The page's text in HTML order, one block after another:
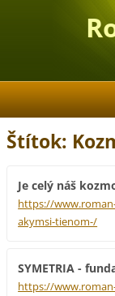
Štítok:
Je celý náš
https://
akymsi-tienom-/
SYMETRIA -
https://